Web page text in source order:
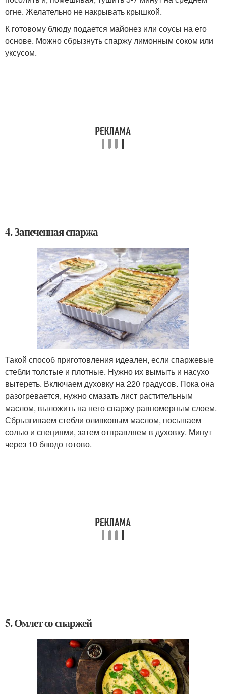
огне. Желательно не накрывать крышкой.
К готовому блюду подается майонез или соусы на его
основе. Можно сбрызнуть спаржу лимонным соком или
уксусом.
4. Запеченная спаржа
Такой способ приготовления идеален, если спаржевые
стебли толстые и плотные. Нужно их вымыть и насухо
вытереть. Включаем духовку на 220 градусов. Пока она
разогревается, нужно смазать лист растительным
маслом, выложить на него спаржу равномерным слоем.
Сбрызгиваем стебли оливковым маслом, посыпаем
солью и специями, затем отправляем в духовку. Минут
через 10 блюдо готово.
5. Омлет со спаржей